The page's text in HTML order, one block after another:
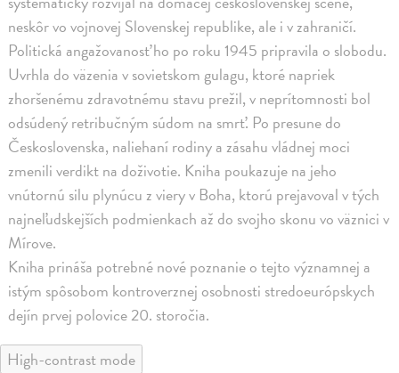
neskôr vo vojnovej Slovenskej republike, ale i v zahraničí.
Politická angažovanosť ho po roku 1945 pripravila o slobodu.
Uvrhla do väzenia v sovietskom gulagu, ktoré napriek
zhoršenému zdravotnému stavu prežil, v neprítomnosti bol
odsúdený retribučným súdom na smrť. Po presune do
Československa, naliehaní rodiny a zásahu vládnej moci
zmenili verdikt na doživotie. Kniha poukazuje na jeho
vnútornú silu plynúcu z viery v Boha, ktorú prejavoval v tých
najneľudskejších podmienkach až do svojho skonu vo väznici v
Mírove.
Kniha prináša potrebné nové poznanie o tejto významnej a
istým spôsobom kontroverznej osobnosti stredoeurópskych
dejín prvej polovice 20. storočia.
High-contrast mode